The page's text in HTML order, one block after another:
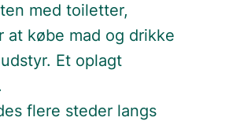
med toiletter,
at købe mad og drikke
Et oplagt
flere steder langs